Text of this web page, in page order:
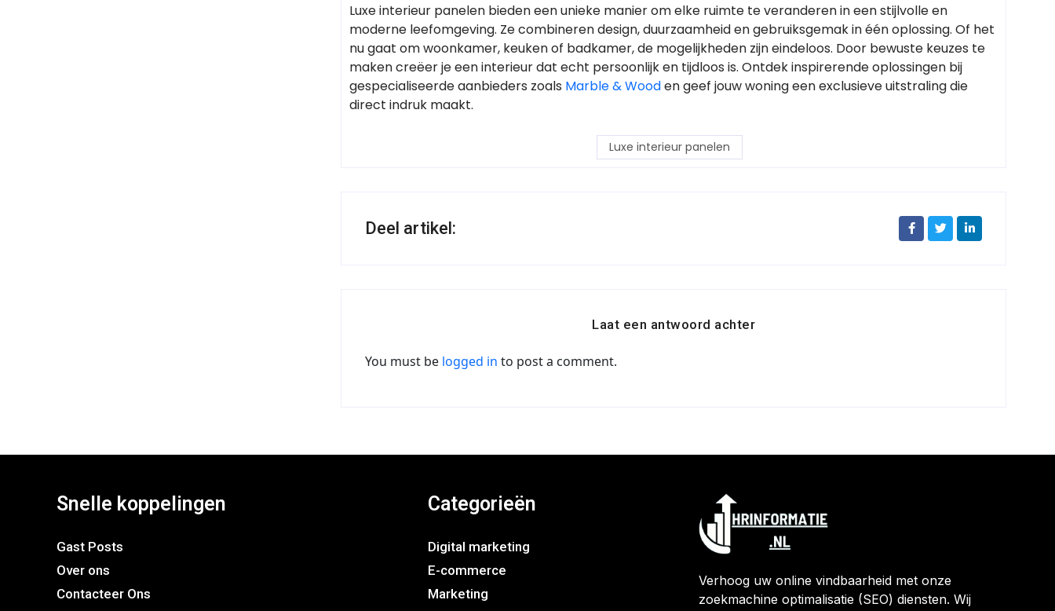
Luxe interieur panelen bieden een unieke manier om elke ruimte te veranderen in een stijlvolle en
moderne leefomgeving. Ze combineren design, duurzaamheid en gebruiksgemak in één oplossing. Of het
nu gaat om woonkamer, keuken of badkamer, de mogelijkheden zijn eindeloos. Door bewuste keuzes te
maken creëer je een interieur dat echt persoonlijk en tijdloos is. Ontdek inspirerende oplossingen bij
gespecialiseerde aanbieders zoals Marble & Wooden geef jouw woning een exclusieve uitstraling die
direct indruk maakt.
Luxe interieur panelen
Deel artikel:
Laat een antwoord achter
You must be logged in to post a comment.
Snelle koppelingen
Gast Posts
Over ons
Contacteer Ons
Categorieën
Digital marketing
E-commerce
Marketing
Verhoog uw online vindbaarheid met onze
zoekmachine optimalisatie (SEO) diensten. Wij